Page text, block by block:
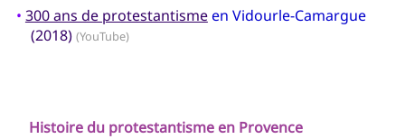
• 300 ans de protestantismeen Vidourle-Camargue
(2018) (YouTube)
Histoire du protestantisme en Provence